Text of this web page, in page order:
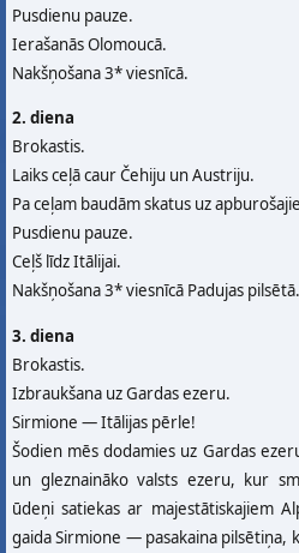
Pusdienu pauze.
Ierašanās Olomoucā.
Nakšņošana 3* viesnīcā.
2. diena
Brokastis.
Laiks ceļā caur Čehiju un Austriju.
Pa ceļam baudām skatus uz
Pusdienu pauze.
Ceļš līdz Itālijai.
Nakšņošana 3* viesnīcā Padujas pilsētā.
3. diena
Brokastis.
Izbraukšana uz Gardas ezeru.
Sirmione — Itālijas pērle!
Šodien mēs dodamies uz Gardas
un gleznaināko valsts ezeru, kur
ūdeņi satiekas ar majestātiskajiem
gaida Sirmione — pasakaina pilsētiņa,